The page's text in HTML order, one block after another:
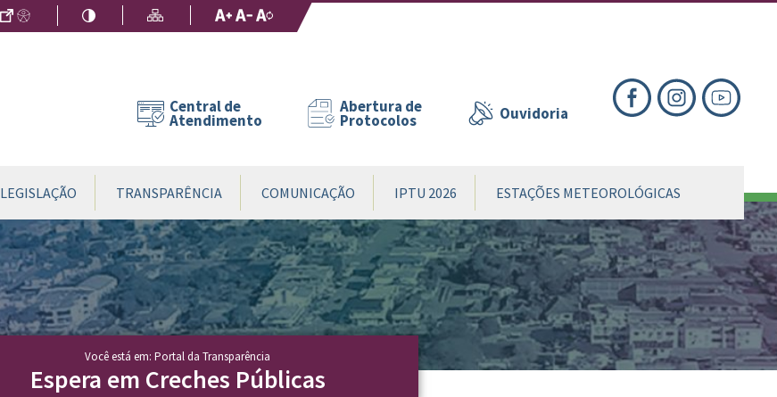
Ir para o Conteúdo
AcessibilidadeAlto ContrasteMapa do Site Aumentar Fonte
Diminuir Fonte
Fonte Original
Central de
Atendimento
Abertura de
Protocolos Ouvidoria
LEGISLAÇÃO TRANSPARÊNCIA COMUNICAÇÃO IPTU 2026 ESTAÇÕES METEOROLÓGICAS
Você está em: Portal da Transparência
Espera em Creches Públicas